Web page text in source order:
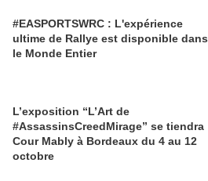
#EASPORTSWRC : L'expérience
ultime de Rallye est disponible dans
le Monde Entier
L’exposition “L’Art de
#AssassinsCreedMirage” se tiendra
Cour Mably à Bordeaux du 4 au 12
octobre